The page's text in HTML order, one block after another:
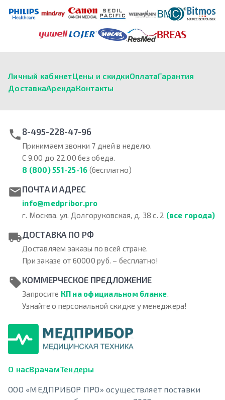
Личный кабинетЦены и скидкиОплатаГарантия
ДоставкаАрендаКонтакты
8-495-228-47-96
Принимаем звонки 7 дней в неделю.
С 9.00 до 22.00 без обеда.
8 (800) 551-25-16 (бесплатно)
ПОЧТА И АДРЕС
info@medpribor.pro
г. Москва, ул. Долгоруковская, д. 38 с. 2 (все города)
ДОСТАВКА ПО РФ
Доставляем заказы по всей стране.
При заказе от 60000 руб. – бесплатно!
КОММЕРЧЕСКОЕ ПРЕДЛОЖЕНИЕ
Запросите КП на официальном бланке.
Узнайте о персональной скидке у менеджера!
О насВрачамТендеры
ООО «МЕДПРИБОР ПРО» осуществляет поставки